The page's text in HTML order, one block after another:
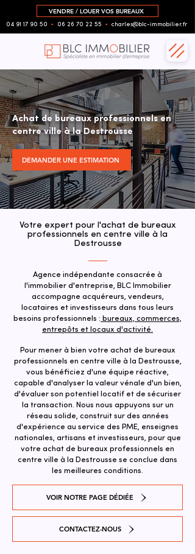
VENDRE / LOUER VOS BUREAUX
04 91 17 90 50 ▪︎ 06 26 70 22 55 ▪︎ charles@blc-immobilier.fr
Achat de bureaux professionnels en
centre ville à la Destrousse
DEMANDER UNE ESTIMATION
Votre expert pour l'achat de bureaux
professionnels en centre ville à la
Destrousse
Agence indépendante consacrée à
l'immobilier d'entreprise, BLC Immobilier
accompagne acquéreurs, vendeurs,
locataires et investisseurs dans tous leurs
besoins professionnels : bureaux, commerces,
entrepôts et locaux d'activité.
Pour mener à bien votre achat de bureaux
professionnels en centre ville à la Destrousse,
vous bénéficiez d'une équipe réactive,
capable d'analyser la valeur vénale d'un bien,
d'évaluer son potentiel locatif et de sécuriser
la transaction. ​Nous nous appuyons sur un
réseau solide, construit sur des années
d'expérience au service des PME, enseignes
nationales, artisans et investisseurs, pour que
votre achat de bureaux professionnels en
centre ville à la Destrousse se conclue dans
les meilleures conditions.
VOIR NOTRE PAGE DÉDIÉE
CONTACTEZ-NOUS